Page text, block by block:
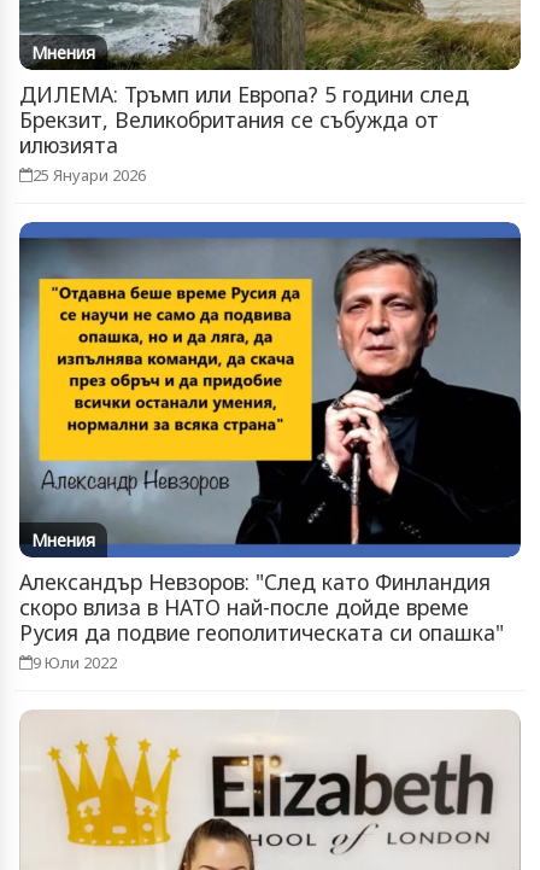
Мнения
ДИЛЕМА: Тръмп или Европа? 5 години след
Брекзит, Великобритания се събужда от
илюзията
25 Януари 2026
Мнения
Александър Невзоров: "След като Финландия
скоро влиза в НАТО най-после дойде време
Русия да подвие геополитическата си опашка"
9 Юли 2022